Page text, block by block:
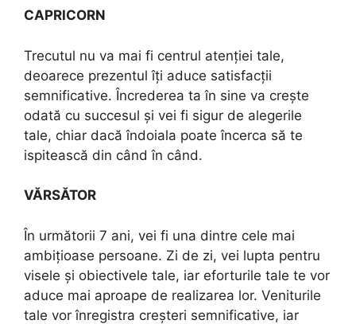
CAPRICORN
Trecutul nu va mai fi centrul atenției tale,
deoarece prezentul îți aduce satisfacții
semnificative. Încrederea ta în sine va crește
odată cu succesul și vei fi sigur de alegerile
tale, chiar dacă îndoiala poate încerca să te
ispitească din când în când.
VĂRSĂTOR
În următorii 7 ani, vei fi una dintre cele mai
ambițioase persoane. Zi de zi, vei lupta pentru
visele și obiectivele tale, iar eforturile tale te vor
aduce mai aproape de realizarea lor. Veniturile
tale vor înregistra creșteri semnificative, iar